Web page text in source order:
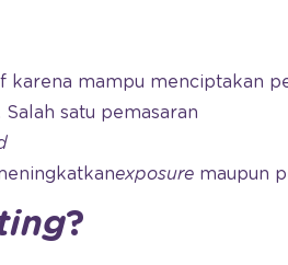
karena mampu menciptakan
satu pemasaran
exposure maupun
?